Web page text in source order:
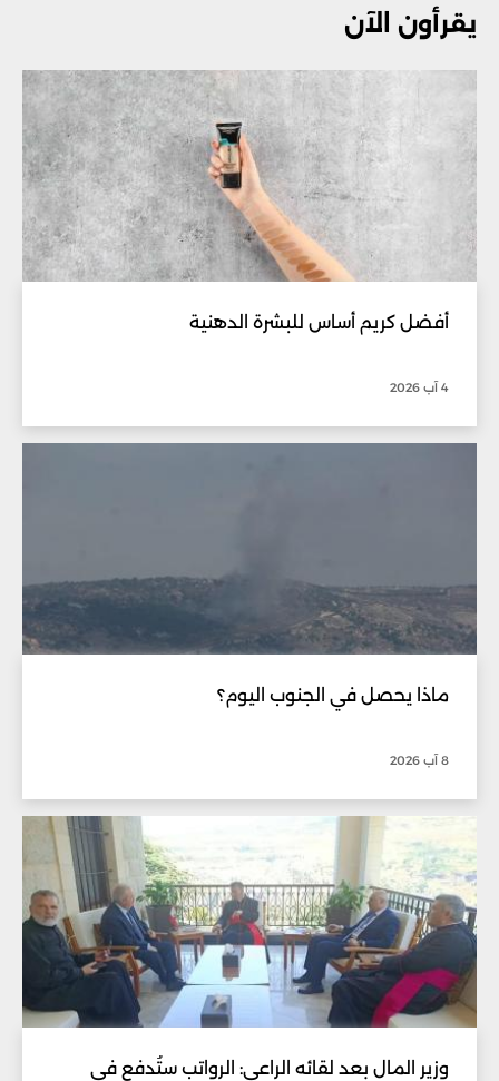
يقرأون الآن
أفضل كريم أساس للبشرة الدهنية
4 آب 2026
ماذا يحصل في الجنوب اليوم؟
8 آب 2026
وزير المال بعد لقائه الراعي: الرواتب ستُدفع في